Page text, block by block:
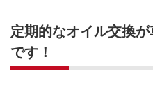
定期的なオイル交換
です！